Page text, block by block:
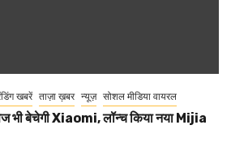
खबरें ताज़ा ख़बर न्यूज़ सोशल मीडिया वायरल
भी बेचेगी Xiaomi, लॉन्च किया नया Mijia